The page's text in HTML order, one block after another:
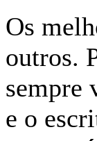
Os
outros.
sempre
e o